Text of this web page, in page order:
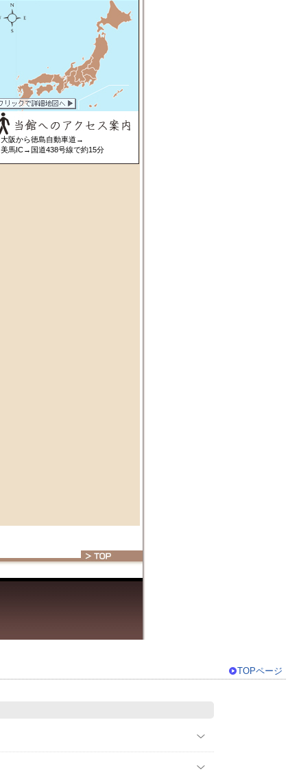
大阪から徳島自動車道→
美馬IC→国道438号線で約15分
TOPページ